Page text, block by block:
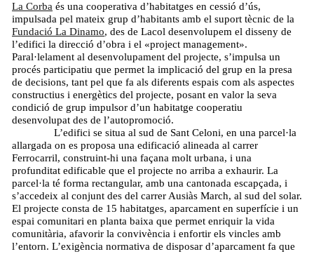
La Corba és una cooperativa d’habitatges en cessió d’ús,
impulsada pel mateix grup d’habitants amb el suport tècnic de la
Fundació La Dinamo, des de Lacol desenvolupem el disseny de
l’edifici la direcció d’obra i el «project management».
Paral·lelament al desenvolupament del projecte, s’impulsa un
procés participatiu que permet la implicació del grup en la presa
de decisions, tant pel que fa als diferents espais com als aspectes
constructius i energètics del projecte, posant en valor la seva
condició de grup impulsor d’un habitatge cooperatiu
desenvolupat des de l’autopromoció.
L’edifici se situa al sud de Sant Celoni, en una parcel·la
allargada on es proposa una edificació alineada al carrer
Ferrocarril, construint-hi una façana molt urbana, i una
profunditat edificable que el projecte no arriba a exhaurir. La
parcel·la té forma rectangular, amb una cantonada escapçada, i
s’accedeix al conjunt des del carrer Ausiàs March, al sud del solar.
El projecte consta de 15 habitatges, aparcament en superfície i un
espai comunitari en planta baixa que permet enriquir la vida
comunitària, afavorir la convivència i enfortir els vincles amb
l’entorn. L’exigència normativa de disposar d’aparcament fa que